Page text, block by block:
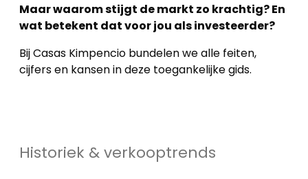
Maar waarom stijgt de markt zo krachtig? En
wat betekent dat voor jou als investeerder?
Bij Casas Kimpencio bundelen we alle feiten,
cijfers en kansen in deze toegankelijke gids.
Historiek & verkooptrends